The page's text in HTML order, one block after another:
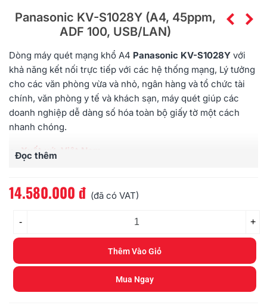
Panasonic KV-S1028Y (A4, 45ppm,
ADF 100, USB/LAN)
Dòng máy quét mạng khổ A4 Panasonic KV-S1028Y với
khả năng kết nối trực tiếp với các hệ thống mạng, Lý tưởng
cho các văn phòng vừa và nhỏ, ngân hàng và tổ chức tài
chính, văn phòng y tế và khách sạn, máy quét giúp các
doanh nghiệp dễ dàng số hóa toàn bộ giấy tờ một cách
nhanh chóng.
Xuất xứ: Việt Nam
Tốc độ quét (ADF, Trắng đen/Thang xám/Màu,
Công suất:
Cảm biến hình ảnh: CIS
Độ phân giải quang học: 600dpi
Khay nạp ADF: 100 tờ
: USB 3.2/Ethernet 10/100/1000
Bảo hành: 12 tháng
Đọc thêm
14.580.000 đ (đã có VAT)
- +
Thêm Vào Giỏ
Mua Ngay